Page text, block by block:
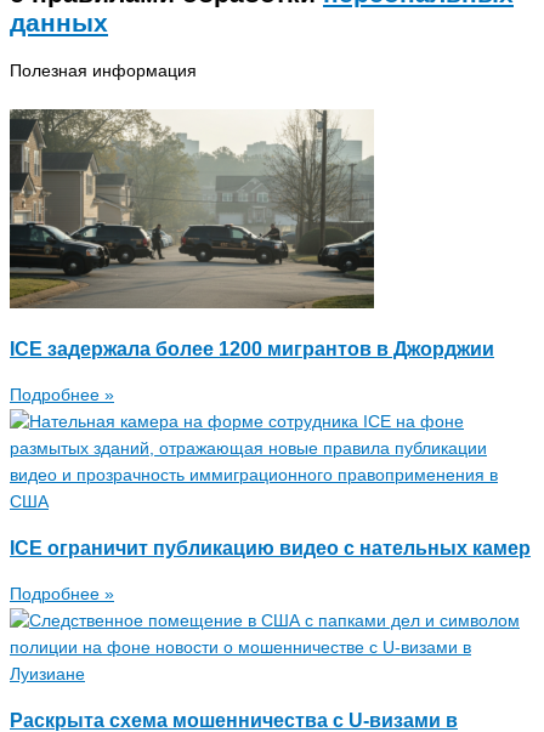
данных
Полезная информация
ICE задержала более 1200 мигрантов в Джорджии
Подробнее »
ICE ограничит публикацию видео с нательных камер
Подробнее »
Раскрыта схема мошенничества с U-визами в